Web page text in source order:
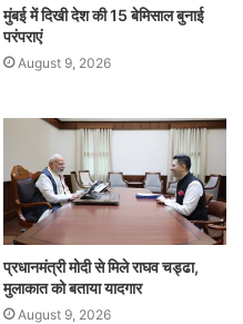
मुंबई में दिखी देश की 15 बेमिसाल बुनाई
परंपराएं
August 9, 2026
प्रधानमंत्री मोदी से मिले राघव चड्ढा,
मुलाकात को बताया यादगार
August 9, 2026